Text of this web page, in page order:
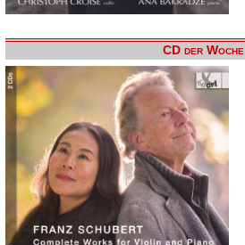
CD der Woche